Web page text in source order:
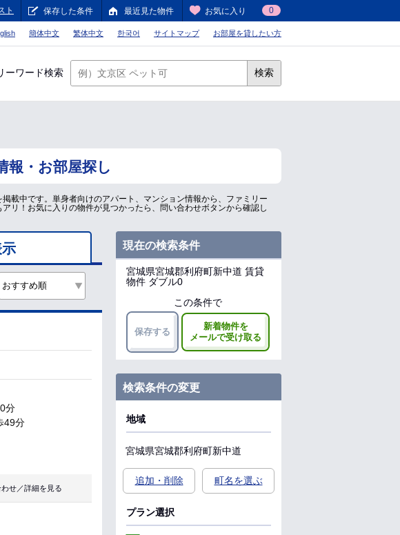
ト 保存した条件 最近見た物件 お気に入り 0
簡体中文 繁体中文 한국어 サイトマップ お部屋を貸したい方
ーワード検索 検索
報・お部屋探し
載中です。単身者向けのアパート、マンション情報から、ファミリー
リ！お気に入りの物件が見つかったら、問い合わせボタンから確認し
分
49分
せ／詳細を見る
現在の検索条件
宮城県宮城郡利府町新中道 賃貸
物件 ダブル0
この条件で
保存する
新着物件を
メールで受け取る
検索条件の変更
地域
宮城県宮城郡利府町新中道
追加・削除 町名を選ぶ
プラン選択